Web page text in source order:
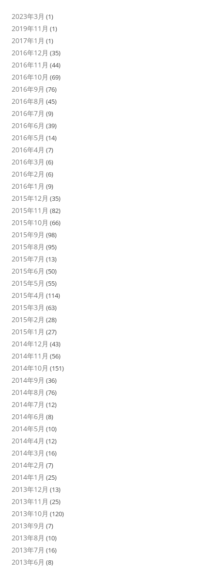
2023年3月 (1)
2019年11月 (1)
2017年1月 (1)
2016年12月 (35)
2016年11月 (44)
2016年10月 (69)
2016年9月 (76)
2016年8月 (45)
2016年7月 (9)
2016年6月 (39)
2016年5月 (14)
2016年4月 (7)
2016年3月 (6)
2016年2月 (6)
2016年1月 (9)
2015年12月 (35)
2015年11月 (82)
2015年10月 (66)
2015年9月 (98)
2015年8月 (95)
2015年7月 (13)
2015年6月 (50)
2015年5月 (55)
2015年4月 (114)
2015年3月 (63)
2015年2月 (28)
2015年1月 (27)
2014年12月 (43)
2014年11月 (56)
2014年10月 (151)
2014年9月 (36)
2014年8月 (76)
2014年7月 (12)
2014年6月 (8)
2014年5月 (10)
2014年4月 (12)
2014年3月 (16)
2014年2月 (7)
2014年1月 (25)
2013年12月 (13)
2013年11月 (25)
2013年10月 (120)
2013年9月 (7)
2013年8月 (10)
2013年7月 (16)
2013年6月 (8)